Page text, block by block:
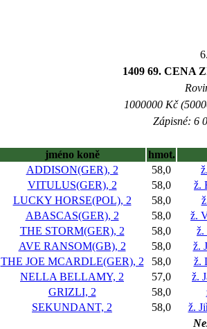
1409 69. CENA
1000000 Kč
Zápisné: 6
jméno koně
hmot.
ADDISON(GER), 2 58,0
VITULUS(GER), 2 58,0
ž.
LUCKY HORSE(POL), 2 58,0
ABASCAS(GER), 2 58,0
ž.
THE STORM(GER), 2 58,0
ž.
AVE RANSOM(GB), 2 58,0
ž.
THE JOE MCARDLE(GER), 2 58,0
ž.
NELLA BELLAMY, 2 57,0
ž.
GRIZLI, 2 58,0
SEKUNDANT, 2 58,0
ž.